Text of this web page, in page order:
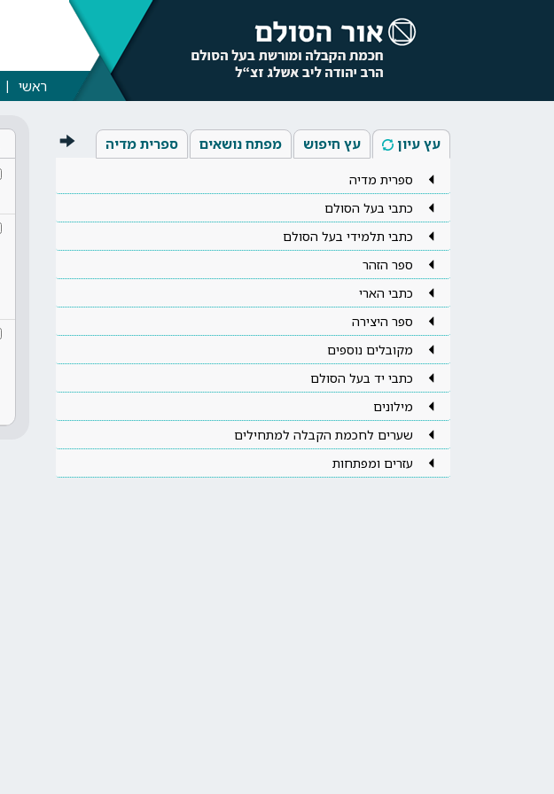
ראשי
עץ עיון עץ חיפוש מפתח נושאים ספרית מדיה
ספרית מדיה
כתבי בעל הסולם
כתבי תלמידי בעל הסולם
ספר הזהר
כתבי הארי
ספר היצירה
מקובלים נוספים
כתבי יד בעל הסולם
מילונים
שערים לחכמת הקבלה למתחילים
עזרים ומפתחות